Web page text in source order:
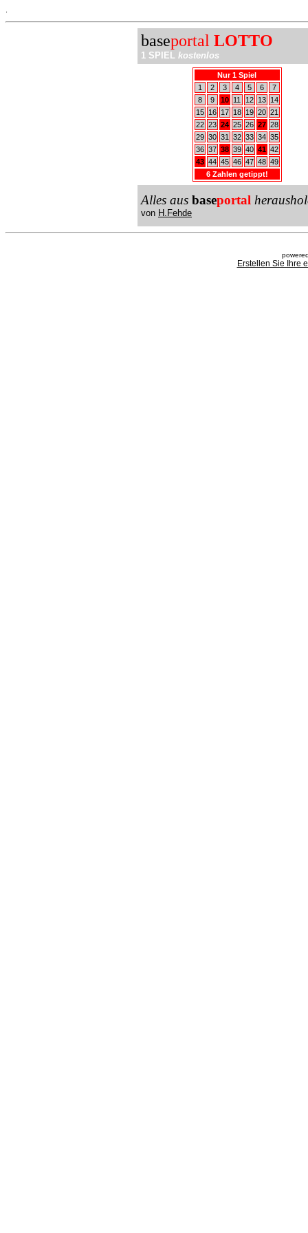
baseportal LOTTO
1 SPIEL kostenlos
Nur 1 Spiel
1
2 3 4 5 6
7
8
9 10 11 12 13
14
15
16 17 18 19 20 21
22 23 24 25 26 27 28
29 30 31 32 33 34 35
36 37 38 39 40 41 42
43 44 45 46 47 48 49
6 Zahlen getippt!
Alles aus baseportal
von H.Fehde
Erstellen Sie Ihre